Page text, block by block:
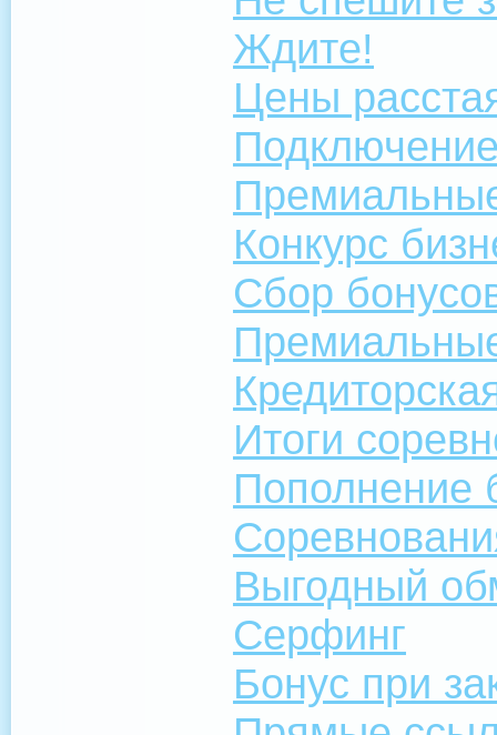
Ждите!
Цены
Конкурс
Сбор
Итоги
Пополнение
Выгодный
Серфинг
Бонус при